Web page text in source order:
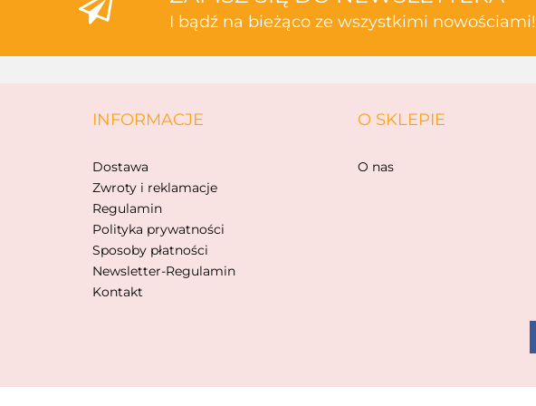
I bądź na bieżąco ze wszystkimi nowościami!
INFORMACJE
Dostawa
Zwroty i reklamacje
Regulamin
Polityka prywatności
Sposoby płatności
Newsletter-Regulamin
Kontakt
O SKLEPIE
O nas